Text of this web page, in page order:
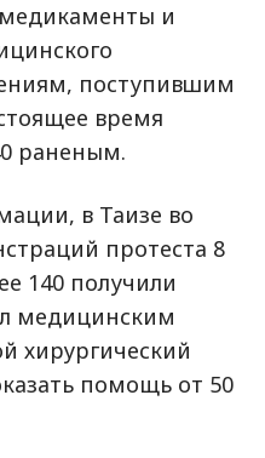
и
поступившим
время
раненым.
в Таизе во
протеста 8
140 получили
медицинским
хирургический
помощь от 50